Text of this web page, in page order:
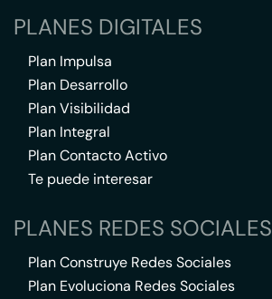
PLANES DIGITALES
Plan Impulsa
Plan Desarrollo
Plan Visibilidad
Plan Integral
Plan Contacto Activo
Te puede interesar
PLANES REDES SOCIALES
Plan Construye Redes Sociales
Plan Evoluciona Redes Sociales